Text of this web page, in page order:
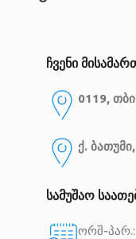
ჩვენი
0119,
ქ.
სამუშაო
ორშ-პარ.: